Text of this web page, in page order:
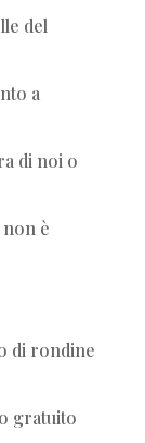
del
a
di noi o
non è
di rondine
gratuito